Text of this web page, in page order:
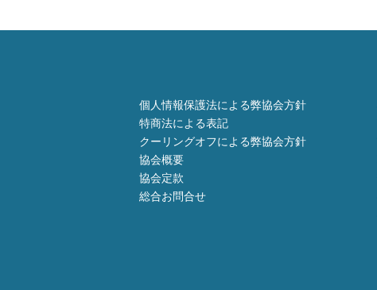
個人情報保護法による弊協会方針
特商法による表記
クーリングオフによる弊協会方針
協会概要
協会定款
総合お問合せ